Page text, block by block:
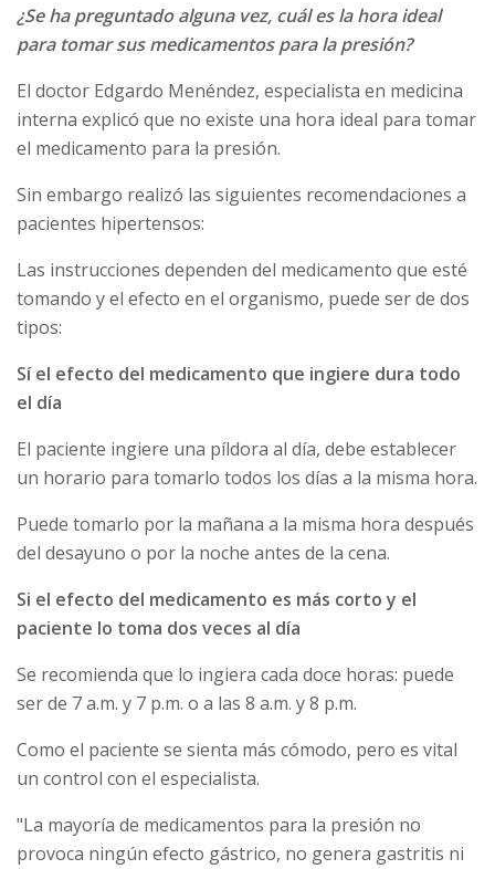
¿Se ha preguntado alguna vez, cuál es la hora ideal
para tomar sus medicamentos para la presión?
El doctor Edgardo Menéndez, especialista en medicina
interna explicó que no existe una hora ideal para tomar
el medicamento para la presión.
Sin embargo realizó las siguientes recomendaciones a
pacientes hipertensos:
Las instrucciones dependen del medicamento que esté
tomando y el efecto en el organismo, puede ser de dos
tipos:
Sí el efecto del medicamento que ingiere dura todo
el día
El paciente ingiere una píldora al día, debe establecer
un horario para tomarlo todos los días a la misma hora.
Puede tomarlo por la mañana a la misma hora después
del desayuno o por la noche antes de la cena.
Si el efecto del medicamento es más corto y el
paciente lo toma dos veces al día
Se recomienda que lo ingiera cada doce horas: puede
ser de 7 a.m. y 7 p.m. o a las 8 a.m. y 8 p.m.
Como el paciente se sienta más cómodo, pero es vital
un control con el especialista.
"La mayoría de medicamentos para la presión no
provoca ningún efecto gástrico, no genera gastritis ni